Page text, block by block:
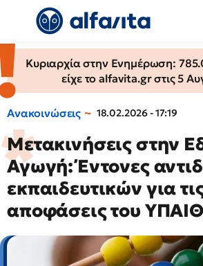
Κυριαρχία στην Ενημέρωση:
είχε το alfavita.gr στις 5
Ανακοινώσεις 18.02.2026 - 17:19
Μετακινήσεις στην
Αγωγή: Έντονες
εκπαιδευτικών για
αποφάσεις του